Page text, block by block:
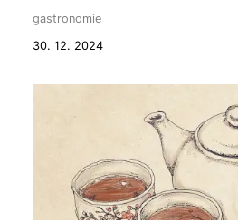
gastronomie
30. 12. 2024